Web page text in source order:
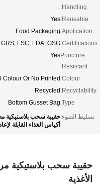
Handling:
Reusable:
Yes
Application:
Food Packaging
Certifications:
FSC, FDA, GSG
Puncture
Resistant:
Yes
Colour:
Colour Or No Printed
Recyclability:
Recycled
Type:
Bottom Gusset Bag
تسليط الضوء:حقيبة سحب بلاستيكية
أكياس الغذاء القابلة
حقيبة سحب بلاستيكية
الأغذية